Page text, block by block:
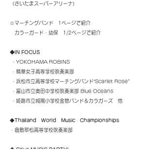
（さいたまスーパーアリーナ)
☆マーチングバンド 1ページで紹介
カラーガード・幼保 1/2ページで紹介
◆IN FOCUS
・YOKOHAMA ROBINS
・精華女子高等学校吹奏楽部
・浜松市立高等学校マーチングバンド”Scarlet Rose"
・富山市立奥田中学校吹奏楽部 Blue Oceans
・姫路市立城陽小学校金管バンド＆カラガーズ 他
◆Thailand World Music Championships
・倉敷翆松高等学校吹奏楽部
◆ Sirius MUSIC PARTY!